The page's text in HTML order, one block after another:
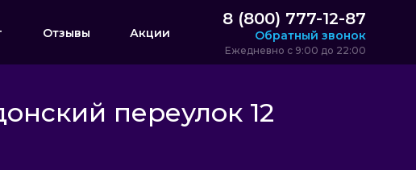
Отзывы Акции
8 (800) 777-12-87
Обратный звонок
Ежедневно с 9:00 до 22:00
переулок 12